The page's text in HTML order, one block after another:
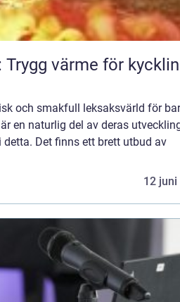
värme för
och smakfull leksaksvärld för
en naturlig del av deras
Det finns ett brett utbud av
12 juni